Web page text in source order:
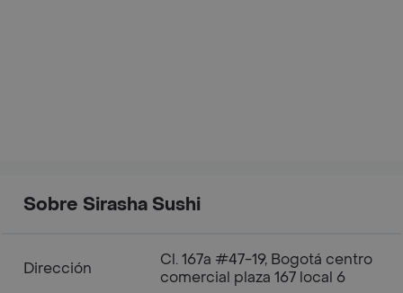
Sobre Sirasha Sushi
Dirección
Cl. 167a #47-19, Bogotá centro
comercial plaza 167 local 6